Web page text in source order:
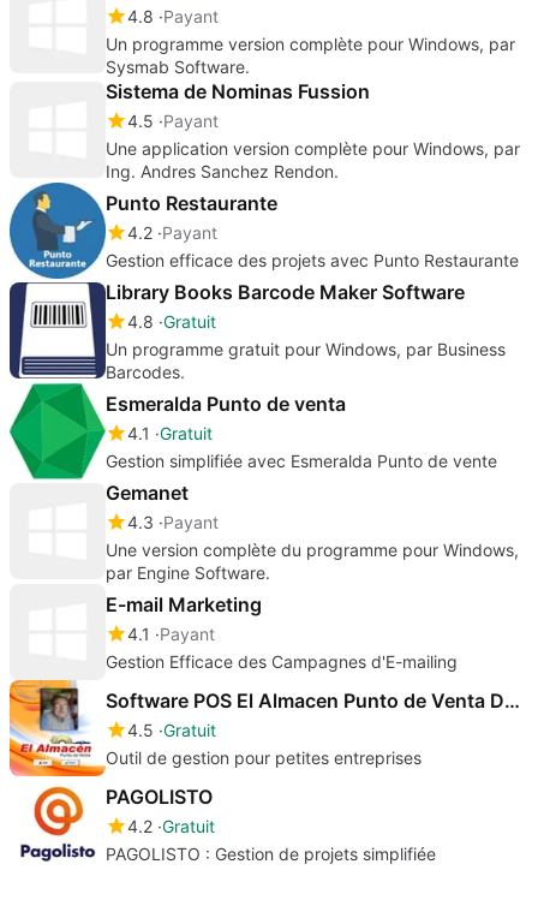
4.8 Payant
Un programme version complète pour Windows, par
Sysmab Software.
Sistema de Nominas Fussion
4.5 Payant
Une application version complète pour Windows, par
Ing. Andres Sanchez Rendon.
Punto Restaurante
4.2 Payant
Gestion efficace des projets avec Punto Restaurante
Library Books Barcode Maker Software
4.8 Gratuit
Un programme gratuit pour Windows, par Business
Barcodes.
Esmeralda Punto de venta
4.1 Gratuit
Gestion simplifiée avec Esmeralda Punto de vente
Gemanet
4.3 Payant
Une version complète du programme pour Windows,
par Engine Software.
E-mail Marketing
4.1
Payant
Gestion Efficace des Campagnes d'E-mailing
Software POS El Almacen Punto de Venta Demo Gratis
4.5 Gratuit
Outil de gestion pour petites entreprises
PAGOLISTO
4.2 Gratuit
PAGOLISTO : Gestion de projets simplifiée